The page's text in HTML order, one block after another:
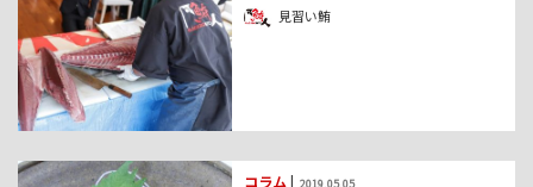
見習い鮪
コラム| 2019.05.05